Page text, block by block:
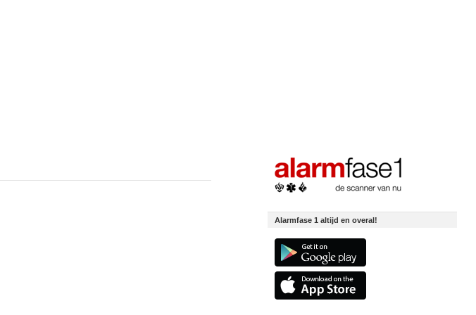
Alarmfase 1 altijd en overal!